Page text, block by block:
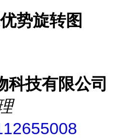
科技有限公司